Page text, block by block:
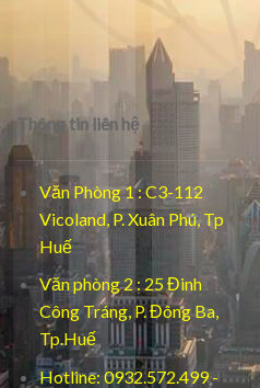
Thông tin liên hệ
Văn Phòng 1 : C3-112
Vicoland, P. Xuân Phú, Tp
Huế
Văn phòng 2 : 25 Đinh
Công Tráng, P. Đông Ba,
Tp.Huế
Hotline: 0932.572.499 -